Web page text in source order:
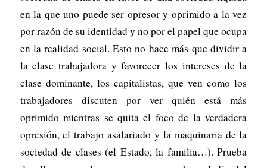
en la que uno puede ser opresor y oprimido a la vez
por razón de su identidad y no por el papel que ocupa
en la realidad social. Esto no hace más que dividir a
la clase trabajadora y favorecer los intereses de la
clase dominante, los capitalistas, que ven como los
trabajadores discuten por ver quién está más
oprimido mientras se quita el foco de la verdadera
opresión, el trabajo asalariado y la maquinaria de la
sociedad de clases (el Estado, la familia…). Prueba